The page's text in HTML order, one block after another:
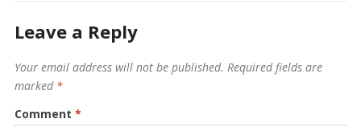
Leave a Reply
Your email address will not be published. Required fields are
marked *
Comment *